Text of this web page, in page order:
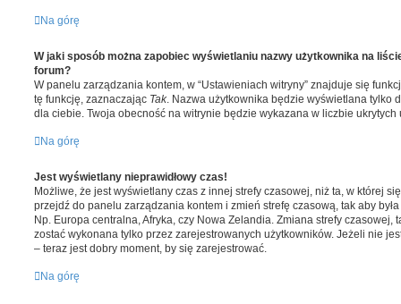
Na górę
W jaki sposób można zapobiec wyświetlaniu nazwy użytkownika na
forum?
W panelu zarządzania kontem, w “Ustawieniach witryny” znajduje się
tę funkcję, zaznaczając Tak. Nazwa użytkownika będzie wyświetlana tylko
dla ciebie. Twoja obecność na witrynie będzie wykazana w liczbie ukrytych
Na górę
Jest wyświetlany nieprawidłowy czas!
Możliwe, że jest wyświetlany czas z innej strefy czasowej, niż ta, w której
przejdź do panelu zarządzania kontem i zmień strefę czasową, tak aby
Np. Europa centralna, Afryka, czy Nowa Zelandia. Zmiana strefy czasowej,
zostać wykonana tylko przez zarejestrowanych użytkowników. Jeżeli nie
– teraz jest dobry moment, by się zarejestrować.
Na górę